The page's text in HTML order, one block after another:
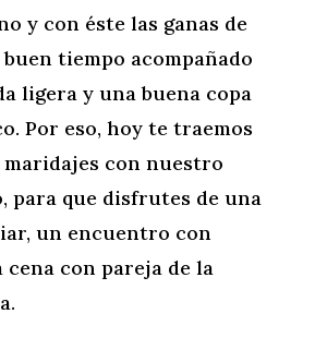
y con éste las ganas de
tiempo acompañado
ligera y una buena copa
Por eso, hoy te traemos
con nuestro
para que disfrutes de una
un encuentro con
cena con pareja de la